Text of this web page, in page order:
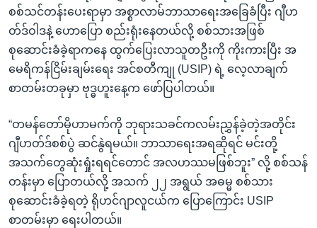
နေရာ
သို့
ကျော်
ရန်
စစ်သင်တန်းပေးရာမှာ အစ္စာလာမ်ဘာသာရေးအခြေခံပြီး ဂျီဟ
တ်ဒ်ဝါဒနဲ့ ဟောပြော စည်းရုံးနေတယ်လို့ စစ်သားအဖြစ်
စုဆောင်းခံခဲ့ရာကနေ ထွက်ပြေးလာသူတဦးကို ကိုးကားပြီး အ
မေရိကန်ငြိမ်းချမ်းရေး အင်စတီကျု (USIP) ရဲ့ လေ့လာချက်
စာတမ်းတခုမှာ ဗုဒ္ဓဟူးနေ့က ဖော်ပြပါတယ်။
“တမန်တော်မိုဟာမက်ကို ဘုရားသခင်ကလမ်းညွှန်ခဲ့တဲ့အတိုင်း
ဂျီဟတ်ဒ်စစ်ပွဲ ဆင်နွဲရမယ်။ ဘာသာရေးအရဆိုရင် မင်းတို့
အသက်တွေဆုံးရှုံးရရင်တောင် အလဟဿမဖြစ်ဘူး” လို့ စစ်သန်
တန်းမှာ ပြောတယ်လို့ အသက် ၂၂ အရွယ် အဓမ္မ စစ်သား
စုဆောင်းခံခဲ့ရတဲ့ ရိုဟင်ဂျာလူငယ်က ပြောကြောင်း USIP
စာတမ်းမှာ ရေးပါတယ်။